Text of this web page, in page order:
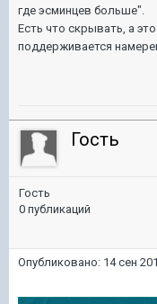
где эсминцев больше".
Есть что скрывать, а
поддерживается
Гость
Гость
0 публикаций
Опубликовано: 14 сен